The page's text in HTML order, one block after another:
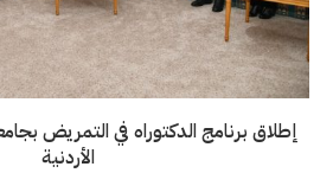
إطلاق برنامج الدكتوراه في التمريض
الأردنية